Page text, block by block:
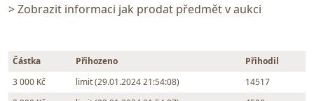
> Zobrazit informaci jak prodat předmět v aukci
Částka Přihozeno
Přihodil
3 000 Kč
limit (29.01.2024 21:54:08)
14517